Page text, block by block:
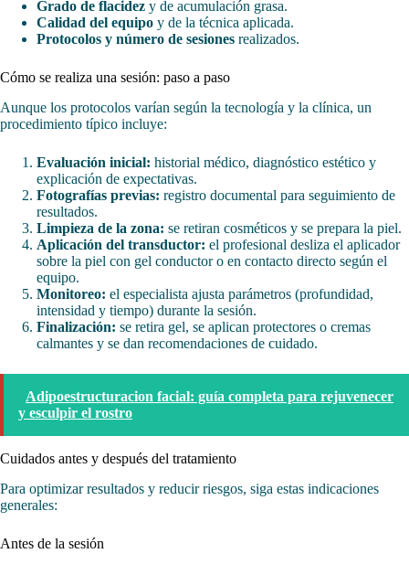
Grado de flacidez y de acumulación grasa.
Calidad del equipo y de la técnica aplicada.
Protocolos y número de sesiones realizados.
Cómo se realiza una sesión: paso a paso
Aunque los protocolos varían según la tecnología y la clínica, un
procedimiento típico incluye:
Evaluación inicial: historial médico, diagnóstico estético y
explicación de expectativas.
Fotografías previas: registro documental para seguimiento de
resultados.
Limpieza de la zona: se retiran cosméticos y se prepara la piel.
Aplicación del transductor: el profesional desliza el aplicador
sobre la piel con gel conductor o en contacto directo según el
equipo.
Monitoreo: el especialista ajusta parámetros (profundidad,
intensidad y tiempo) durante la sesión.
Finalización: se retira gel, se aplican protectores o cremas
calmantes y se dan recomendaciones de cuidado.
Adipoestructuracion facial: guía completa para rejuvenecer
y esculpir el rostro
Cuidados antes y después del tratamiento
Para optimizar resultados y reducir riesgos, siga estas indicaciones
generales:
Antes de la sesión